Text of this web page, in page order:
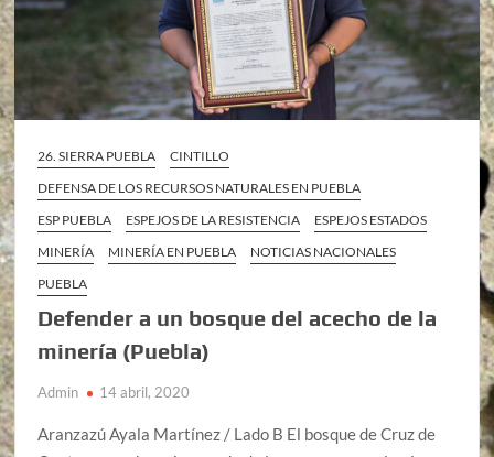
26. SIERRA PUEBLA
CINTILLO
DEFENSA DE LOS RECURSOS NATURALES EN PUEBLA
ESP PUEBLA
ESPEJOS DE LA RESISTENCIA
ESPEJOS ESTADOS
MINERÍA
MINERÍA EN PUEBLA
NOTICIAS NACIONALES
PUEBLA
Defender a un bosque del acecho de la
minería (Puebla)
Admin 14 abril, 2020
Aranzazú Ayala Martínez / Lado B El bosque de Cruz de